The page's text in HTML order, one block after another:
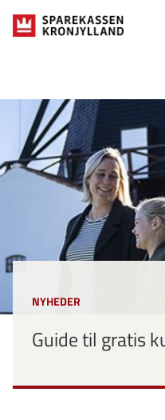
NYHEDER
Guide til gratis